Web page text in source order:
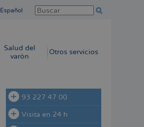
Español
Salud del
varón
Otros servicios
93 227 47 00
Visita en 24 h